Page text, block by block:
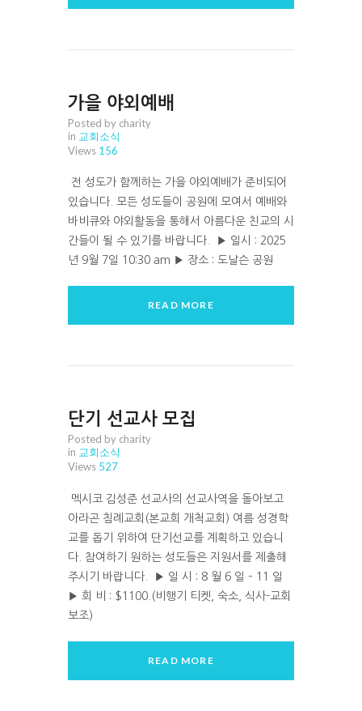
가을 야외예배
Posted by charity
in 교회소식
Views 156
전 성도가 함께하는 가을 야외예배가 준비되어
있습니다. 모든 성도들이 공원에 모여서 예배와
바비큐와 야외활동을 통해서 아름다운 친교의 시
간들이 될 수 있기를 바랍니다. ▶ 일시 : 2025
년 9월 7일 10:30 am ▶ 장소 : 도날슨 공원
READ MORE
단기 선교사 모집
Posted by charity
in 교회소식
Views 527
멕시코 김성준 선교사의 선교사역을 돌아보고
아라곤 침례교회(본교회 개척교회) 여름 성경학
교를 돕기 위하여 단기선교를 계획하고 있습니
다. 참여하기 원하는 성도들은 지원서를 제출해
주시기 바랍니다. ▶ 일 시 : 8 월 6 일 – 11 일
▶ 회 비 : $1100.(비행기 티켓, 숙소, 식사-교회
보조)
READ MORE